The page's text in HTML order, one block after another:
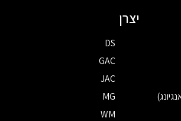
יצרן
DS
GAC
JAC
MG
WM